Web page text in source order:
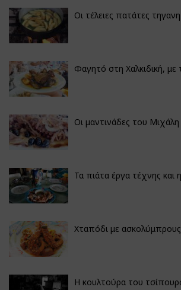
Οι τέλειες πατάτες
Φαγητό στη Χαλκιδική, με
Οι μαντινάδες του
Τα πιάτα έργα τέχνης και η
Χταπόδι με
Η κουλτούρα του